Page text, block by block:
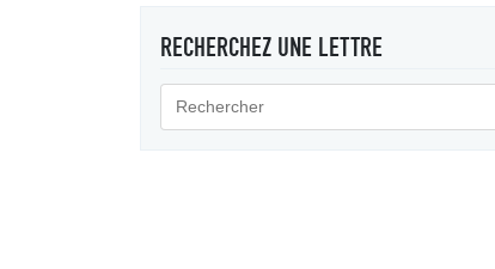
RECHERCHEZ UNE LETTRE